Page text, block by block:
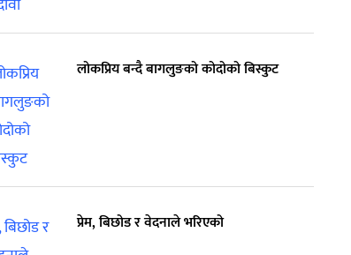
लोकप्रिय बन्दै बागलुङको कोदोको बिस्कुट
प्रेम, बिछोड र वेदनाले भरिएको